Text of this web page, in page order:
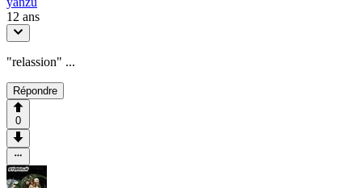
12 ans
"relassion" ...
Répondre
0